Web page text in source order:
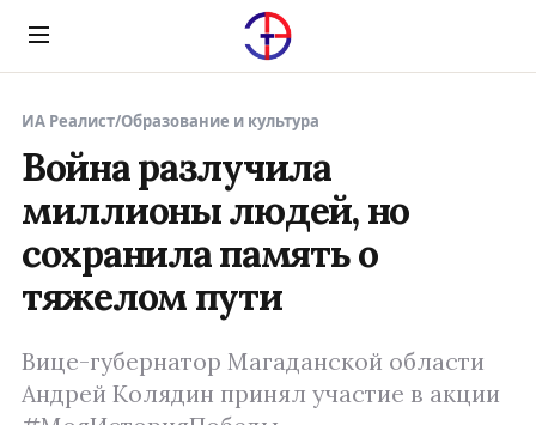
Menu
ИА Реалист/Образование и культура
Война разлучила
миллионы людей, но
сохранила память о
тяжелом пути
Вице-губернатор Магаданской области
Андрей Колядин принял участие в акции